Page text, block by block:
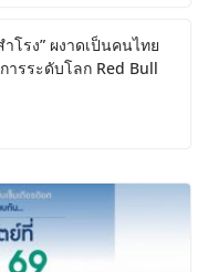
โรง” ผงาดเป็นคนไทย
รระดับโลก Red Bull